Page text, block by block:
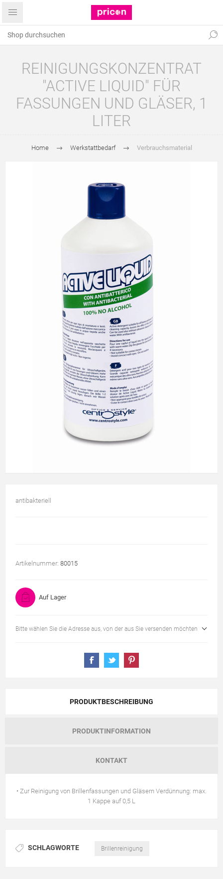
REINIGUNGSKONZENTRAT
"ACTIVE LIQUID" FÜR
FASSUNGEN UND GLÄSER, 1
LITER
Home Werkstattbedarf Verbrauchsmaterial
antibakteriell
Artikelnummer: 80015
Auf Lager
Bitte wählen Sie die Adresse aus, von der aus Sie versenden möchten
PRODUKTBESCHREIBUNG
PRODUKTINFORMATION
KONTAKT
• Zur Reinigung von Brillenfassungen und Gläsern Verdünnung: max.
1 Kappe auf 0,5 L
SCHLAGWORTE Brillenreinigung